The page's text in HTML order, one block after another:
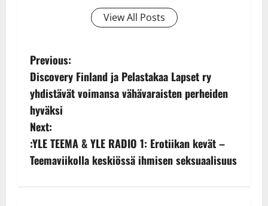
View All Posts
P
o
s
t
n
Previous:
Discovery Finland ja Pelastakaa Lapset ry
yhdistävät voimansa vähävaraisten perheiden
hyväksi
Next:
:YLE TEEMA & YLE RADIO 1: Erotiikan kevät –
Teemaviikolla keskiössä ihmisen seksuaalisuus